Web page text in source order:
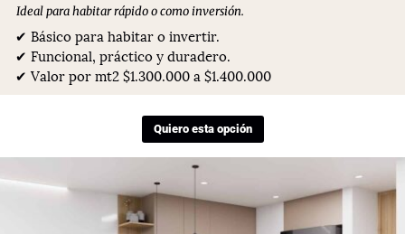
Ideal para habitar rápido o como inversión.
✔ Básico para habitar o invertir.
✔ Funcional, práctico y duradero.
✔ Valor por mt2 $1.300.000 a $1.400.000
Quiero esta opción